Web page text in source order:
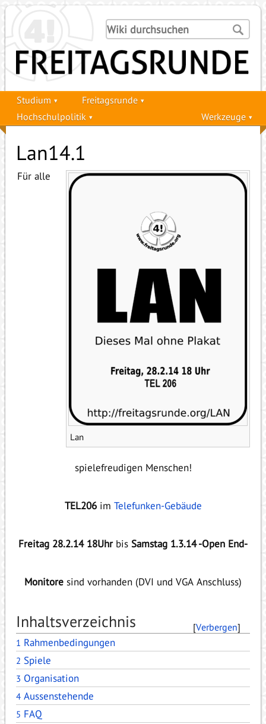
Studium
Freitagsrunde
Hochschulpolitik
Werkzeuge
Lan14.1
Lan
Für alle
spielefreudigen Menschen!
TEL206im Telefunken-Gebäude
Freitag 28.2.14 18Uhrbis Samstag 1.3.14 -Open End-
Monitore sind vorhanden (DVI und VGA Anschluss)
Inhaltsverzeichnis [Verbergen]
1 Rahmenbedingungen
2 Spiele
3 Organisation
4 Aussenstehende
5 FAQ